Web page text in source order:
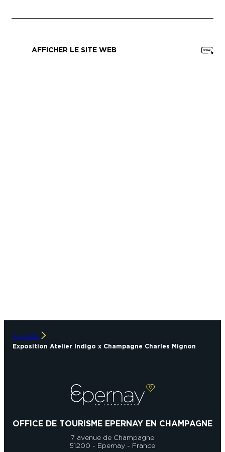
AFFICHER LE SITE WEB
ACCUEIL
Exposition Atelier Indigo x Champagne Charles Mignon
OFFICE DE TOURISME EPERNAY EN CHAMPAGNE
7 avenue de Champagne
51200 - Epernay - France